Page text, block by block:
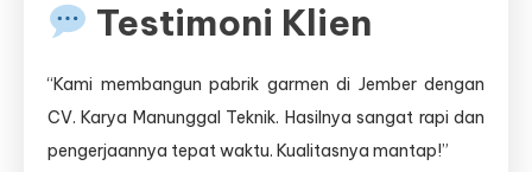
Testimoni Klien
“Kami membangun pabrik garmen di Jember dengan
CV. Karya Manunggal Teknik. Hasilnya sangat rapi dan
pengerjaannya tepat waktu. Kualitasnya mantap!”